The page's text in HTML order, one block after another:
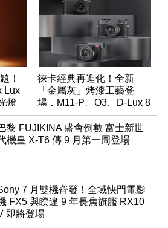
！
Lux
燈
徠卡經典再進化！全新
「金屬灰」烤漆工藝登
場，M11-P、Q3、D-Lux 8
領銜換裝
黎 FUJIKINA 盛會倒數 富士新世
機皇 X-T6 傳 9 月第一周登場
7 月雙機齊發！全域快門電影
FX5 與睽違 9 年長焦旗艦 RX10
即將登場